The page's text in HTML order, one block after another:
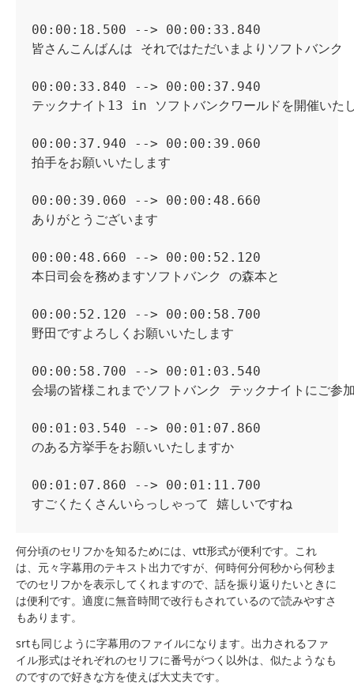
00:00:18.500 --> 00:00:33.840
皆さんこんばんは それではただいまよりソフトバンク
00:00:33.840 --> 00:00:37.940
テックナイト13 in ソフトバンクワールドを開催いた
00:00:37.940 --> 00:00:39.060
拍手をお願いいたします
00:00:39.060 --> 00:00:48.660
ありがとうございます
00:00:48.660 --> 00:00:52.120
本日司会を務めますソフトバンク の森本と
00:00:52.120 --> 00:00:58.700
野田ですよろしくお願いいたします
00:00:58.700 --> 00:01:03.540
会場の皆様これまでソフトバンク テックナイトにご参
00:01:03.540 --> 00:01:07.860
のある方挙手をお願いいたしますか
00:01:07.860 --> 00:01:11.700
何分頃のセリフかを知るためには、vtt形式が便利です。これ
は、元々字幕用のテキスト出力ですが、何時何分何秒から何秒ま
でのセリフかを表示してくれますので、話を振り返りたいときに
は便利です。適度に無音時間で改行もされているので読みやすさ
もあります。
srtも同じように字幕用のファイルになります。出力されるファ
イル形式はそれぞれのセリフに番号がつく以外は、似たようなも
のですので好きな方を使えば大丈夫です。